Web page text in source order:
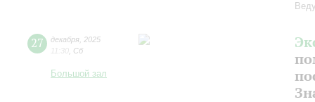
27 декабря 2025
11:30 Сб
Большой зал